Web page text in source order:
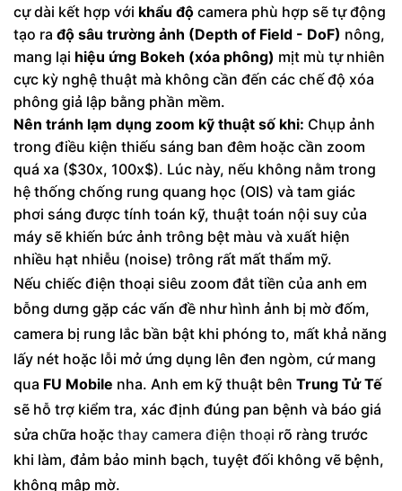
cự dài kết hợp với khẩu độ camera phù hợp sẽ tự động
tạo ra độ sâu trường ảnh (Depth of Field - DoF) nông,
mang lại hiệu ứng Bokeh (xóa phông) mịt mù tự nhiên
cực kỳ nghệ thuật mà không cần đến các chế độ xóa
phông giả lập bằng phần mềm.
Nên tránh lạm dụng zoom kỹ thuật số khi: Chụp ảnh
trong điều kiện thiếu sáng ban đêm hoặc cần zoom
quá xa ($30x, 100x$). Lúc này, nếu không nằm trong
hệ thống chống rung quang học (OIS) và tam giác
phơi sáng được tính toán kỹ, thuật toán nội suy của
máy sẽ khiến bức ảnh trông bệt màu và xuất hiện
nhiều hạt nhiễu (noise) trông rất mất thẩm mỹ.
Nếu chiếc điện thoại siêu zoom đắt tiền của anh em
bỗng dưng gặp các vấn đề như hình ảnh bị mờ đốm,
camera bị rung lắc bần bật khi phóng to, mất khả năng
lấy nét hoặc lỗi mở ứng dụng lên đen ngòm, cứ mang
qua FU Mobile nha. Anh em kỹ thuật bên Trung Tử Tế
sẽ hỗ trợ kiểm tra, xác định đúng pan bệnh và báo giá
sửa chữa hoặc thay camera điện thoại rõ ràng trước
khi làm, đảm bảo minh bạch, tuyệt đối không vẽ bệnh,
không mập mờ.